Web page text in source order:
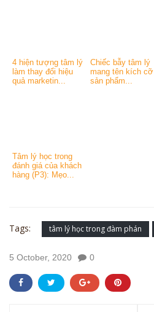
4 hiện tượng tâm lý
làm thay đổi hiệu
quả marketin...
Chiếc bẫy tâm lý
mang tên kích cỡ
sản phẩm...
Tâm lý học trong
đánh giá của khách
hàng (P3): Mẹo...
Tags: tâm lý học trong đàm phán
5 October, 2020 0